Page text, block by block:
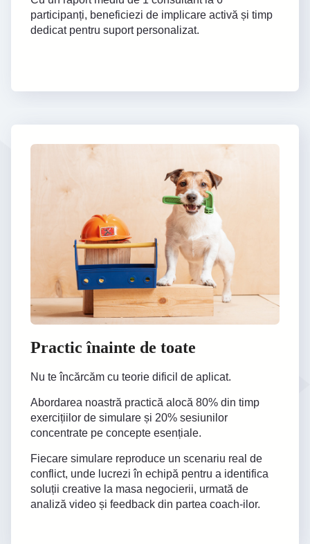
participanți, beneficiezi de implicare activă și timp
dedicat pentru suport personalizat.
Practic înainte de toate
Nu te încărcăm cu teorie dificil de aplicat.
Abordarea noastră practică alocă 80% din timp
exercițiilor de simulare și 20% sesiunilor
concentrate pe concepte esențiale.
Fiecare simulare reproduce un scenariu real de
conflict, unde lucrezi în echipă pentru a identifica
soluții creative la masa negocierii, urmată de
analiză video și feedback din partea coach-ilor.